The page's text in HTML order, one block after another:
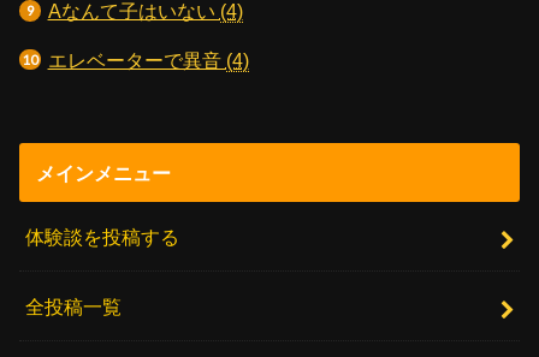
Aなんて子はいない (4)
エレベーターで異音 (4)
メインメニュー
体験談を投稿する
全投稿一覧